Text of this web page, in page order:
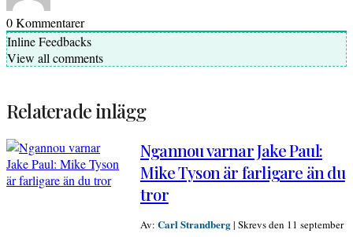
0Kommentarer
Inline Feedbacks
View all comments
Relaterade inlägg
Ngannou varnar Jake Paul:
Mike Tyson är farligare än du
tror
Av: Carl Strandberg| Skrevs den 11 september